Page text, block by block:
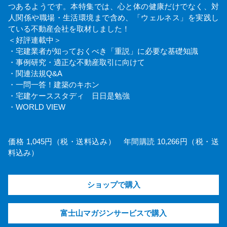
つあるようです。本特集では、心と体の健康だけでなく、対
人関係や職場・生活環境まで含め、「ウェルネス」を実践し
ている不動産会社を取材しました！
＜好評連載中＞
・宅建業者が知っておくべき「重説」に必要な基礎知識
・事例研究・適正な不動産取引に向けて
・関連法規Q&A
・一問一答！建築のキホン
・宅建ケーススタディ 日日是勉強
・WORLD VIEW
価格 1,045円（税・送料込み） 年間購読 10,266円（税・送
料込み）
ショップで購入
富士山マガジンサービスで購入